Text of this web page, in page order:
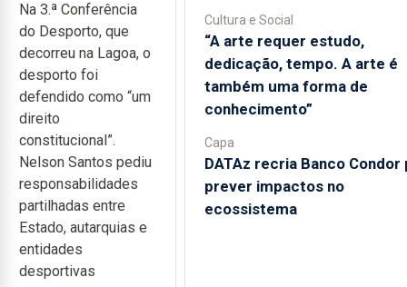
Na 3.ª Conferência
do Desporto, que
decorreu na Lagoa, o
desporto foi
defendido como “um
direito
constitucional”.
Nelson Santos pediu
responsabilidades
partilhadas entre
Estado, autarquias e
entidades
desportivas
Cultura e Social
“A arte requer estudo,
dedicação, tempo. A arte é
também uma forma de
conhecimento”
Capa
DATAz recria Banco Condor
prever impactos no
ecossistema